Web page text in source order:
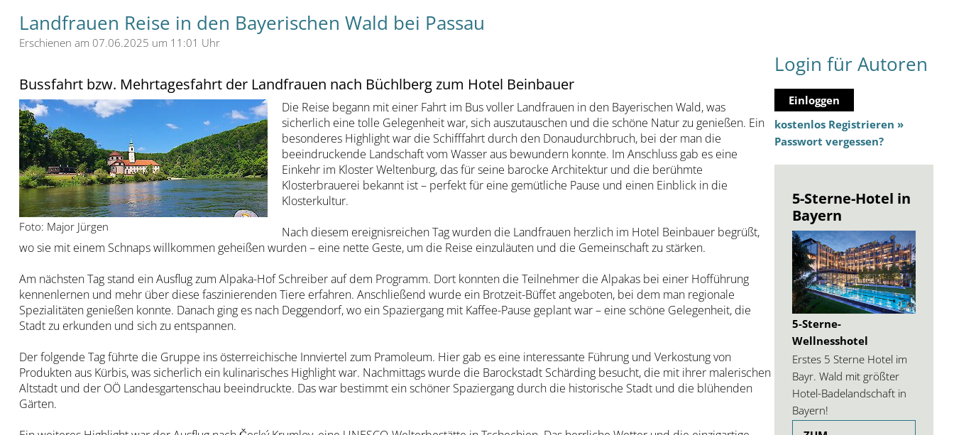
Landfrauen Reise in den Bayerischen Wald bei Passau
Erschienen am 07.06.2025 um 11:01 Uhr
Bussfahrt bzw. Mehrtagesfahrt der Landfrauen nach Büchlberg zum Hotel Beinbauer
Foto: Major Jürgen
Die Reise begann mit einer Fahrt im Bus voller Landfrauen in den Bayerischen Wald, was
sicherlich eine tolle Gelegenheit war, sich auszutauschen und die schöne Natur zu genießen. Ein
besonderes Highlight war die Schifffahrt durch den Donaudurchbruch, bei der man die
beeindruckende Landschaft vom Wasser aus bewundern konnte. Im Anschluss gab es eine
Einkehr im Kloster Weltenburg, das für seine barocke Architektur und die berühmte
Klosterbrauerei bekannt ist – perfekt für eine gemütliche Pause und einen Einblick in die
Klosterkultur.
Nach diesem ereignisreichen Tag wurden die Landfrauen herzlich im Hotel Beinbauer begrüßt,
wo sie mit einem Schnaps willkommen geheißen wurden – eine nette Geste, um die Reise einzuläuten und die Gemeinschaft zu stärken.
Am nächsten Tag stand ein Ausflug zum Alpaka-Hof Schreiber auf dem Programm. Dort konnten die Teilnehmer die Alpakas bei einer Hofführung
kennenlernen und mehr über diese faszinierenden Tiere erfahren. Anschließend wurde ein Brotzeit-Büffet angeboten, bei dem man regionale
Spezialitäten genießen konnte. Danach ging es nach Deggendorf, wo ein Spaziergang mit Kaffee-Pause geplant war – eine schöne Gelegenheit, die
Stadt zu erkunden und sich zu entspannen.
Der folgende Tag führte die Gruppe ins österreichische Innviertel zum Pramoleum. Hier gab es eine interessante Führung und Verkostung von
Produkten aus Kürbis, was sicherlich ein kulinarisches Highlight war. Nachmittags wurde die Barockstadt Schärding besucht, die mit ihrer malerischen
Altstadt und der OÖ Landesgartenschau beeindruckte. Das war bestimmt ein schöner Spaziergang durch die historische Stadt und die blühenden
Gärten.
Login für Autoren
Einloggen
kostenlos Registrieren »
Passwort vergessen?
5-Sterne-Hotel in
Bayern
5-Sterne-
Wellnesshotel
Erstes 5 Sterne Hotel im
Bayr. Wald mit größter
Hotel-Badelandschaft in
Bayern!